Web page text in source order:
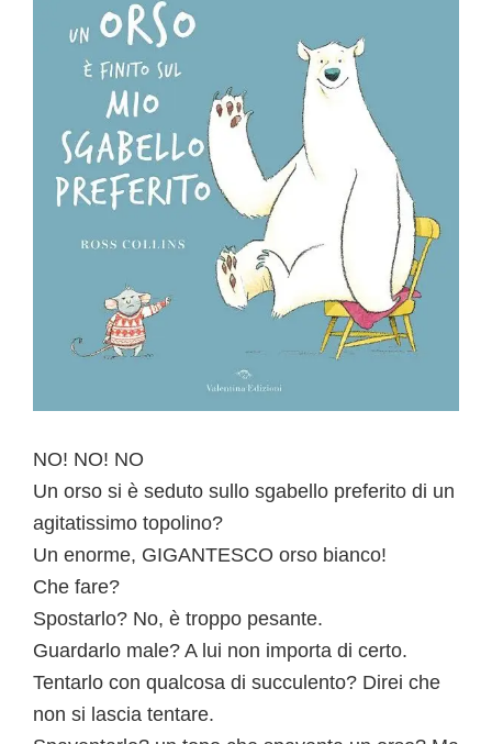
NO! NO! NO
Un orso si è seduto sullo sgabello preferito di un
agitatissimo topolino?
Un enorme, GIGANTESCO orso bianco!
Che fare?
Spostarlo? No, è troppo pesante.
Guardarlo male? A lui non importa di certo.
Tentarlo con qualcosa di succulento? Direi che
non si lascia tentare.